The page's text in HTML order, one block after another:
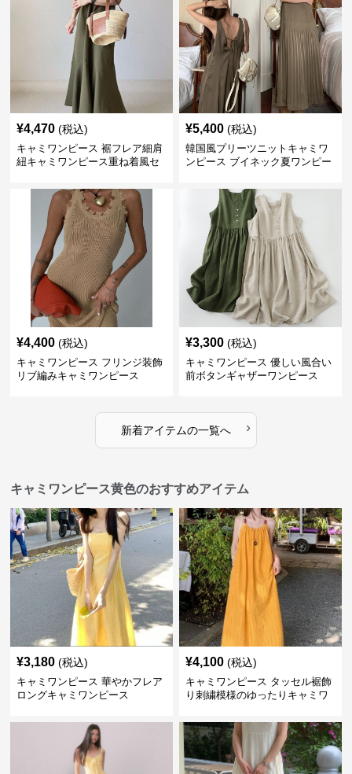
¥4,470 (税込)
キャミワンピース 裾フレア細肩
紐キャミワンピース重ね着風セ
¥5,400 (税込)
韓国風プリーツニットキャミワ
ンピース ブイネック夏ワンピー
¥4,400 (税込)
キャミワンピース フリンジ装飾
リブ編みキャミワンピース
¥3,300 (税込)
キャミワンピース 優しい風合い
前ボタンギャザーワンピース
新着アイテムの一覧へ ›
キャミワンピース黄色のおすすめアイテム
¥3,180 (税込)
キャミワンピース 華やかフレア
ロングキャミワンピース
¥4,100 (税込)
キャミワンピース タッセル裾飾
り刺繍模様のゆったりキャミワ